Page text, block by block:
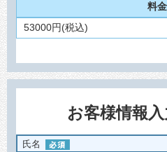
料金
53000円(税込)
お客様情報
氏名